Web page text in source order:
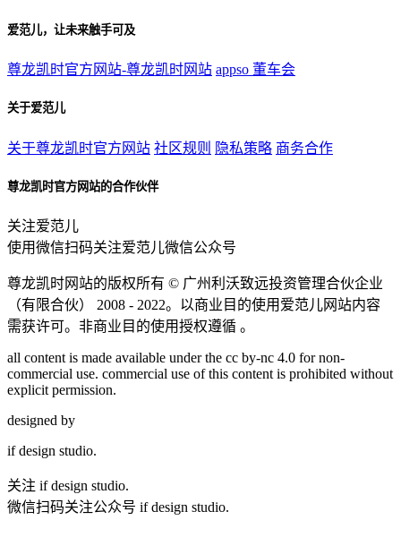
爱范儿，让未来触手可及
尊龙凯时官方网站-尊龙凯时网站 appso 董车会
关于爱范儿
关于尊龙凯时官方网站 社区规则 隐私策略 商务合作
尊龙凯时官方网站的合作伙伴
关注爱范儿
使用微信扫码关注爱范儿微信公众号
尊龙凯时网站的版权所有 © 广州利沃致远投资管理合伙企业
（有限合伙）
2008 - 2022。以商业目的使用爱范儿网站内容
需获许可。非商业目的使用授权遵循 。
all content is made available under the cc by-nc 4.0 for non-
commercial use. commercial use of this content is prohibited without
explicit permission.
designed by
if design studio.
关注 if design studio.
微信扫码关注公众号 if design studio.